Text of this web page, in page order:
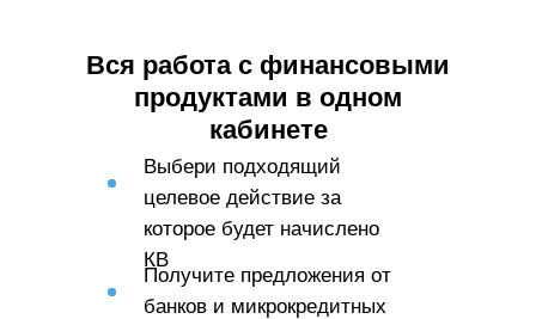
Вся работа с финансовыми
продуктами в одном
кабинете
Выбери подходящий
целевое действие за
которое будет начислено
КВ
Получите предложения от
банков и микрокредитных